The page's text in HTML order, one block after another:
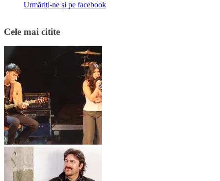
Urmăriți-ne și pe facebook
Cele mai citite